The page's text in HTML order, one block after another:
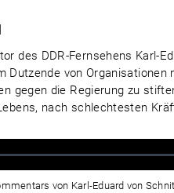
des DDR-Fernsehens Karl-
Dutzende von
gegen die Regierung zu
nach schlechtesten
von Karl-Eduard von